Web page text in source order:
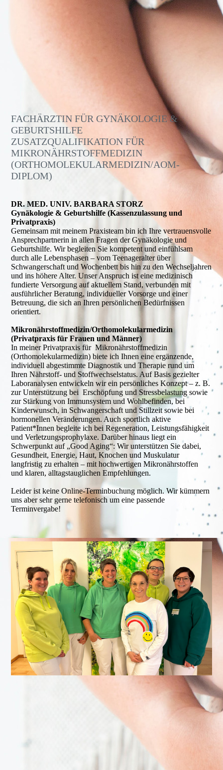
FACHÄRZTIN FÜR GYNÄKOLOGIE &
GEBURTSHILFE
ZUSATZQUALIFIKATION FÜR
MIKRONÄHRSTOFFMEDIZIN
(ORTHOMOLEKULARMEDIZIN/AOM-
DIPLOM)
DR. MED. UNIV. BARBARA STORZ
Gynäkologie & Geburtshilfe (Kassenzulassung und
Privatpraxis)
Gemeinsam mit meinem Praxisteam bin ich Ihre vertrauensvolle
Ansprechpartnerin in allen Fragen der Gynäkologie und
Geburtshilfe. Wir begleiten Sie kompetent und einfühlsam
durch alle Lebensphasen – vom Teenageralter über
Schwangerschaft und Wochenbett bis hin zu den Wechseljahren
und ins höhere Alter. Unser Anspruch ist eine medizinisch
fundierte Versorgung auf aktuellem Stand, verbunden mit
ausführlicher Beratung, individueller Vorsorge und einer
Betreuung, die sich an Ihren persönlichen Bedürfnissen
orientiert.
Mikronährstoffmedizin/Orthomolekularmedizin
(Privatpraxis für Frauen und Männer)
In meiner Privatpraxis für Mikronährstoffmedizin
(Orthomolekularmedizin) biete ich Ihnen eine ergänzende,
individuell abgestimmte Diagnostik und Therapie rund um
Ihren Nährstoff- und Stoffwechselstatus. Auf Basis gezielter
Laboranalysen entwickeln wir ein persönliches Konzept – z. B.
zur Unterstützung bei Erschöpfung und Stressbelastung sowie
zur Stärkung von Immunsystem und Wohlbefinden, bei
Kinderwunsch, in Schwangerschaft und Stillzeit sowie bei
hormonellen Veränderungen. Auch sportlich aktive
Patient*Innen begleite ich bei Regeneration, Leistungsfähigkeit
und Verletzungsprophylaxe. Darüber hinaus liegt ein
Schwerpunkt auf „Good Aging“: Wir unterstützen Sie dabei,
Gesundheit, Energie, Haut, Knochen und Muskulatur
langfristig zu erhalten – mit hochwertigen Mikronährstoffen
und klaren, alltagstauglichen Empfehlungen.
Leider ist keine Online-Terminbuchung möglich. Wir kümmern
uns aber sehr gerne telefonisch um eine passende
Terminvergabe!